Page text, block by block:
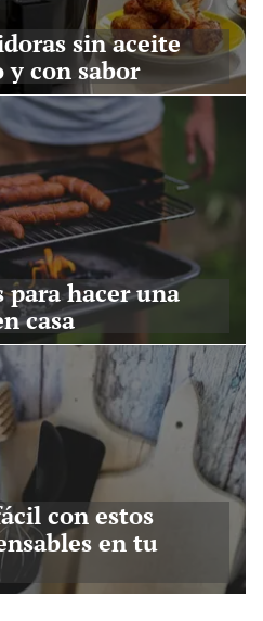
sin aceite
y con sabor
para hacer una
casa
con estos
en tu